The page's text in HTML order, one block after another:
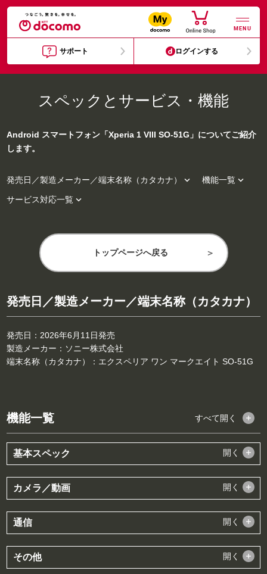
MENU
サポート ログインする
スペックとサービス・機能
Android スマートフォン「Xperia 1 VIII SO-51G」についてご紹介
します。
発売日／製造メーカー／端末名称（カタカナ）  機能一覧
サービス対応一覧
トップページへ戻る
発売日／製造メーカー／端末名称（カタカナ）
発売日：2026年6月11日発売
製造メーカー：ソニー株式会社
端末名称（カタカナ）：エクスペリア ワン マークエイト SO-51G
機能一覧 すべて開く
基本スペック 開く
カメラ／動画 開く
通信 開く
その他 開く